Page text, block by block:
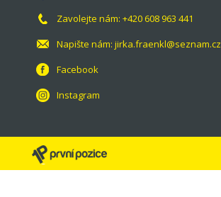
Zavolejte nám: +420 608 963 441
Napište nám: jirka.fraenkl@seznam.cz
Facebook
Instagram